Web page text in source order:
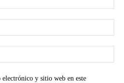
y sitio web en este